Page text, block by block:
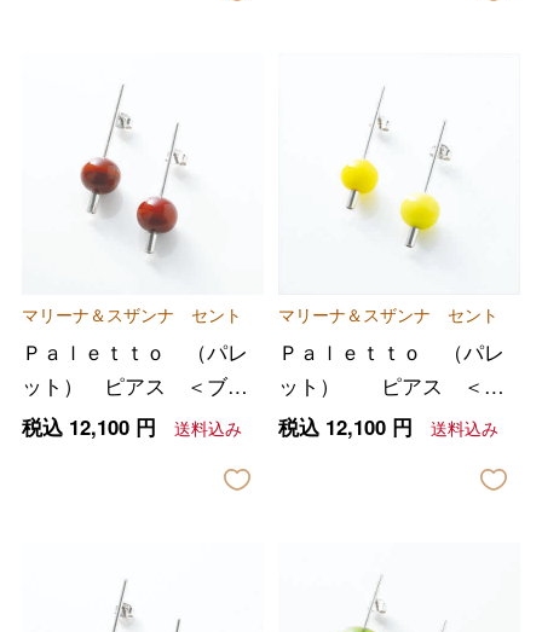
マリーナ＆スザンナ セント
Ｐａｌｅｔｔｏ （パレ
ット） ピアス ＜ブラ
ウン＞
税込 12,100円 送料込み
マリーナ＆スザンナ セント
Ｐａｌｅｔｔｏ （パレ
ット） ピアス ＜イ
エロー＞
税込 12,100円 送料込み